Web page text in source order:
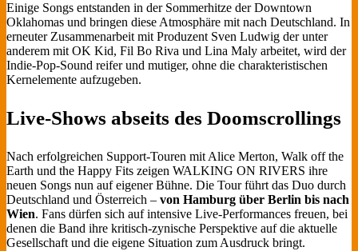
Einige Songs entstanden in der Sommerhitze der Downtown
Oklahomas und bringen diese Atmosphäre mit nach Deutschland. In
erneuter Zusammenarbeit mit Produzent Sven Ludwig der unter
anderem mit OK Kid, Fil Bo Riva und Lina Maly arbeitet, wird der
Indie-Pop-Sound reifer und mutiger, ohne die charakteristischen
Kernelemente aufzugeben.
Live-Shows abseits des Doomscrollings
Nach erfolgreichen Support-Touren mit Alice Merton, Walk off the
Earth und the Happy Fits zeigen WALKING ON RIVERS ihre
neuen Songs nun auf eigener Bühne. Die Tour führt das Duo durch
Deutschland und Österreich – von Hamburg über Berlin bis nach
Wien. Fans dürfen sich auf intensive Live-Performances freuen, bei
denen die Band ihre kritisch-zynische Perspektive auf die aktuelle
Gesellschaft und die eigene Situation zum Ausdruck bringt.